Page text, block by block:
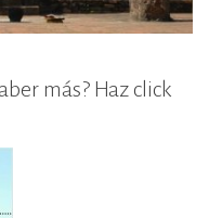
más? Haz click